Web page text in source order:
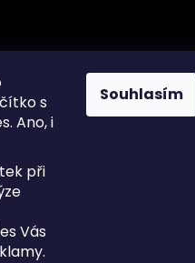
s
Ano, i
při
Vás
Souhlasím
Platba
zboží ve 30 denní